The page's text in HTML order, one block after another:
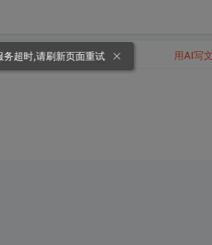
用AI写
务超时,请刷新页面重试